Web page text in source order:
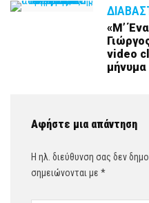
«Μ’
video
μήνυμα
Αφήστε μια απάντηση
Η ηλ. διεύθυνση σας δεν
σημειώνονται με *